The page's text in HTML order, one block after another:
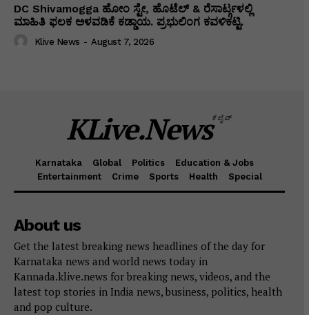
DC Shivamogga ಹೋಂ ಸ್ಟೇ, ಹೊಟೆಲ್ & ರೆಸಾರ್ಟ್ಗಳಲ್ಲಿ
ಮಾಹಿತಿ ಫಲಕ ಅಳವಡಿಕೆ ಕಡ್ಡಾಯ. ಪ್ರಭುಲಿಂಗ ಕವಳಿಕಟ್ಟಿ.
Klive News - August 7, 2026
KLive.Newsಕೆಲೈವ್
Karnataka Global Politics
Education & Jobs
Entertainment
Crime Sports Health Special
About us
Get the latest breaking news headlines of the day for
Karnataka news and world news today in
Kannada.klive.news for breaking news, videos, and the
latest top stories in India news, business, politics, health
and pop culture.